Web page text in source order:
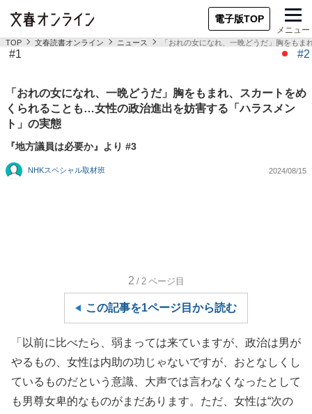
電子版TOP
メニュー
TOP 文春読書オンライン ニュース 「おれの女になれ、一晩どうだ」胸をも
#1 #2
「おれの女になれ、一晩どうだ」胸をもまれ、スカートをめ
くられることも…女性の政治進出を妨害する「ハラスメン
ト」の実態
『地方議員は必要か』より #3
NHKスペシャル取材班 2024/08/15
2 /2 ページ目
この記事を1ページ目から読む
「以前に比べたら、弱まっては来ていますが、政治は男が
やるもの、女性は内助の功じゃないですが、おとなしくし
ているものだという意識、大声では言わなくなったとして
も男尊女卑的なものがまだあります。ただ、女性は“次の